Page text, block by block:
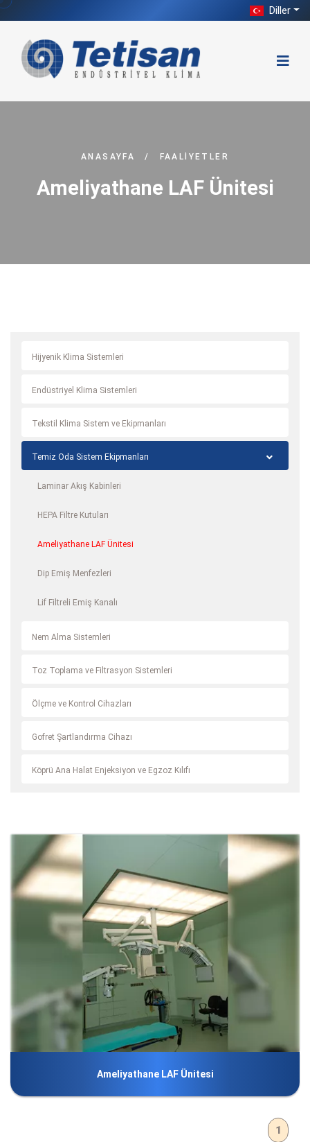
Diller
ANASAYFA / FAALIYETLER
Ameliyathane LAF Ünitesi
Hijyenik Klima Sistemleri
Endüstriyel Klima Sistemleri
Tekstil Klima Sistem ve Ekipmanları
Temiz Oda Sistem Ekipmanları
Laminar Akış Kabinleri
HEPA Filtre Kutuları
Ameliyathane LAF Ünitesi
Dip Emiş Menfezleri
Lif Filtreli Emiş Kanalı
Nem Alma Sistemleri
Toz Toplama ve Filtrasyon Sistemleri
Ölçme ve Kontrol Cihazları
Gofret Şartlandırma Cihazı
Köprü Ana Halat Enjeksiyon ve Egzoz Kılıfı
Ameliyathane LAF Ünitesi
1